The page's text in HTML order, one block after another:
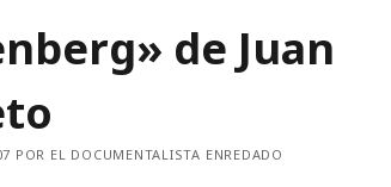
de Juan
POR EL DOCUMENTALISTA ENREDADO